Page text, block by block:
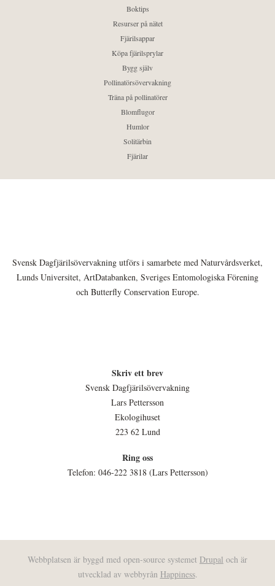
Boktips
Resurser på nätet
Fjärilsappar
Köpa fjärilsprylar
Bygg själv
Pollinatörsövervakning
Träna på pollinatörer
Blomflugor
Humlor
Solitärbin
Fjärilar
Svensk Dagfjärilsövervakning utförs i samarbete med Naturvårdsverket,
Lunds Universitet, ArtDatabanken, Sveriges Entomologiska Förening
och Butterfly Conservation Europe.
Skriv ett brev
Svensk Dagfjärilsövervakning
Lars Pettersson
Ekologihuset
223 62 Lund
Ring oss
Telefon: 046-222 3818 (Lars Pettersson)
Webbplatsen är byggd med open-source systemet Drupal och är
utvecklad av webbyrån Happiness.